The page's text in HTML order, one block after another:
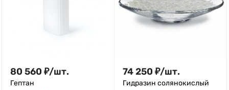
80 560 ₽/шт.
Гептан
74 250 ₽/шт.
Гидразин солянокислый